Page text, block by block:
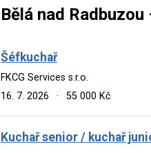
Bělá nad
Šéfkuchař
FKCG Services s.r.o.
16. 7. 2026
· 55 000 Kč
Kuchař senior / kuchař